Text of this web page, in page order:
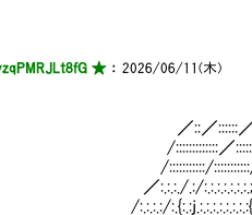
★：2026/06/11(木)
／
／:::::::/
ﾄ
斗‐ヽ